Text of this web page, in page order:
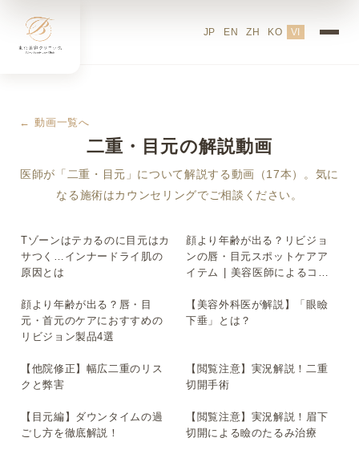
JP EN ZH KO VI
← 動画一覧へ
二重・目元の解説動画
医師が「二重・目元」について解説する動画（17本）。気に
なる施術はカウンセリングでご相談ください。
▶
Tゾーンはテカるのに目元はカ
サつく…インナードライ肌の
原因とは
▶
顔より年齢が出る？リビジョ
ンの唇・目元スポットケアア
イテム | 美容医師によるコス
▶
顔より年齢が出る？唇・目
元・首元のケアにおすすめの
リビジョン製品4選
▶
【美容外科医が解説】「眼瞼
下垂」とは？
▶
【他院修正】幅広二重のリス
クと弊害
▶
【閲覧注意】実況解説！二重
切開手術
▶
【目元編】ダウンタイムの過
ごし方を徹底解説！
▶
【閲覧注意】実況解説！眉下
切開による瞼のたるみ治療